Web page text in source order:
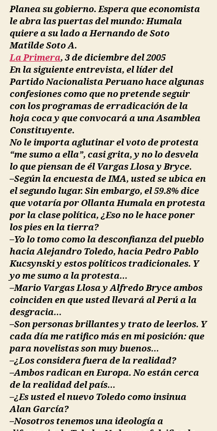
La
Primera
Planea su gobierno. Espera que economista
le abra las puertas del mundo: Humala
quiere a su lado a Hernando de Soto
Matilde Soto A.
La Primera, 3 de diciembre del 2005
En la siguiente entrevista, el líder del
Partido Nacionalista Peruano hace algunas
confesiones como que no pretende seguir
con los programas de erradicación de la
hoja coca y que convocará a una Asamblea
Constituyente.
No le importa aglutinar el voto de protesta
“me sumo a ella”, casi grita, y no lo desvela
lo que piensan de él Vargas Llosa y Bryce.
–Según la encuesta de IMA, usted se ubica en
el segundo lugar. Sin embargo, el 59.8% dice
que votaría por Ollanta Humala en protesta
por la clase política, ¿Eso no le hace poner
los pies en la tierra?
–Yo lo tomo como la desconfianza del pueblo
hacia Alejandro Toledo, hacia Pedro Pablo
Kucsynski y estos políticos tradicionales. Y
yo me sumo a la protesta…
–Mario Vargas Llosa y Alfredo Bryce ambos
coinciden en que usted llevará al Perú a la
desgracia…
–Son personas brillantes y trato de leerlos. Y
cada día me ratifico más en mi posición: que
para novelistas son muy buenos…
–¿Los considera fuera de la realidad?
–Ambos radican en Europa. No están cerca
de la realidad del país…
–¿Es usted el nuevo Toledo como insinua
Alan García?
–Nosotros tenemos una ideología a